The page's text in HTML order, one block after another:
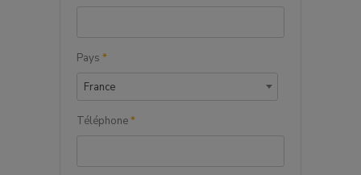
Pays *
France
Téléphone*